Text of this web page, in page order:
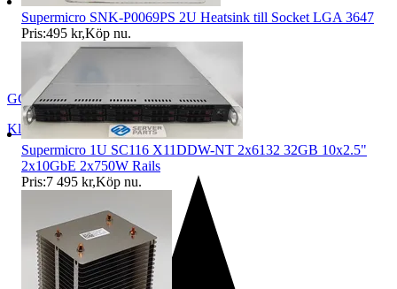
GG-ServerParts
Klavreström,Sverige
Supermicro SNK-P0069PS 2U Heatsink till Socket LGA 3647
Pris:495 kr,Köp nu.
Supermicro 1U SC116 X11DDW-NT 2x6132 32GB 10x2.5"
2x10GbE 2x750W Rails
Pris:7 495 kr,Köp nu.